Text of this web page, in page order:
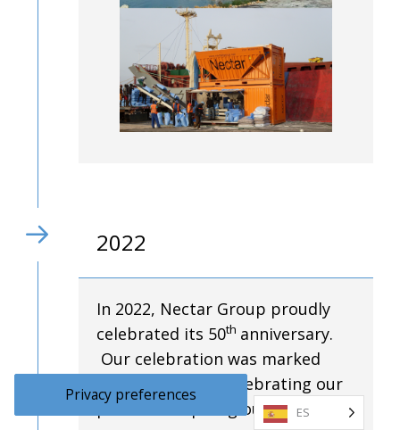
2022
In 2022, Nectar Group proudly
celebrated its 50th anniversary.
Our celebration was marked
with the ethos ' Celebrating our
past and inspiring our future."
ES